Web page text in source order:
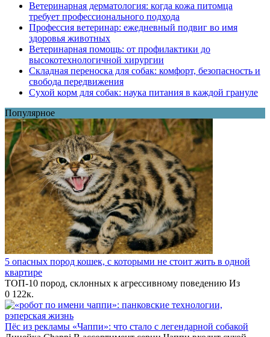
Ветеринарная дерматология: когда кожа питомца
требует профессионального подхода
Профессия ветеринар: ежедневный подвиг во имя
здоровья животных
Ветеринарная помощь: от профилактики до
высокотехнологичной хирургии
Складная переноска для собак: комфорт, безопасность и
свобода передвижения
Сухой корм для собак: наука питания в каждой грануле
Популярное
5 опасных пород кошек, с которыми не стоит жить в одной
квартире
ТОП-10 пород, склонных к агрессивному поведению Из
0 122к.
Пёс из рекламы «Чаппи»: что стало с легендарной собакой